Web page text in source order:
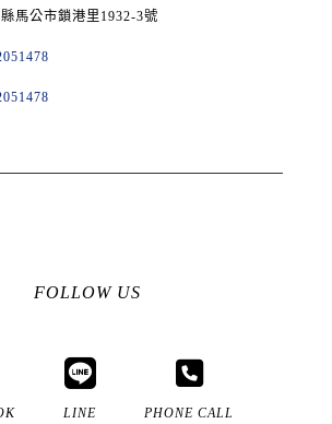
馬公市鎖港里1932-3號
FOLLOW US
LINE PHONE CALL